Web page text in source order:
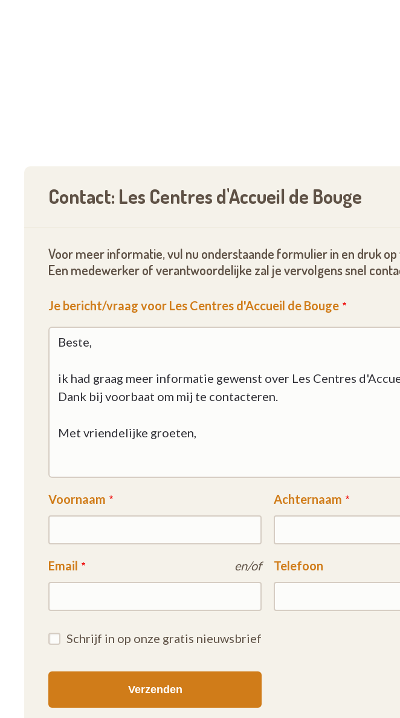
Contact: Les Centres d'Accueil de Bouge
Voor meer informatie, vul nu onderstaande formulier in en druk
Een medewerker of verantwoordelijke zal je vervolgens snel
Je bericht/vraag voor Les Centres d'Accueil de Bouge
Voornaam Achternaam
Email en/of Telefoon
Schrijf in op onze gratis nieuwsbrief